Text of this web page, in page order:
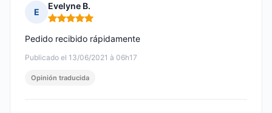
E
Evelyne B.
Nota: 5 de 5
Publicado el 13/06/2021 à 06h17
Pedido recibido rápidamente
Opinión traducida